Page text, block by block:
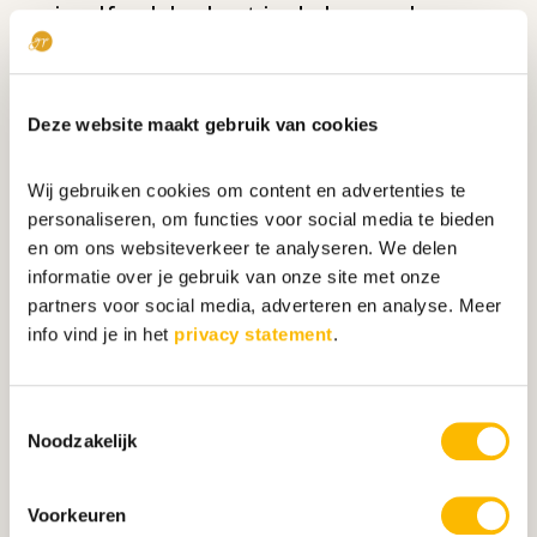
Deze website maakt gebruik van cookies
Wij gebruiken cookies om content en advertenties te
personaliseren, om functies voor social media te bieden
en om ons websiteverkeer te analyseren. We delen
informatie over je gebruik van onze site met onze
partners voor social media, adverteren en analyse. Meer
info vind je in het privacy statement.
Noodzakelijk
Voorkeuren
jezelf ook herkent in de kenmerken
hoogbegaafd bent.
Daarom is het belangrijk om de
(nuance)verschillen te leren
herkennen. Een aantal van deze
verschillen vind je hieronder.
meerbegaafd en hoogbegaafd is de
intensiteit. Meerbegaafden zijn al
iets intenser, maar hoogbegaafden
zijn nog veel intenser in de beleving
van hun emoties en soms ook in de